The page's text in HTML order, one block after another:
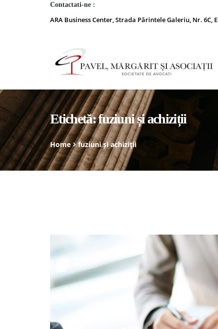
Contactati-ne :
ARA Business Center, Strada Părintele Galeriu, Nr. 6C,
Etichetă:fuziuni și achiziții
Home fuziuni și achiziții